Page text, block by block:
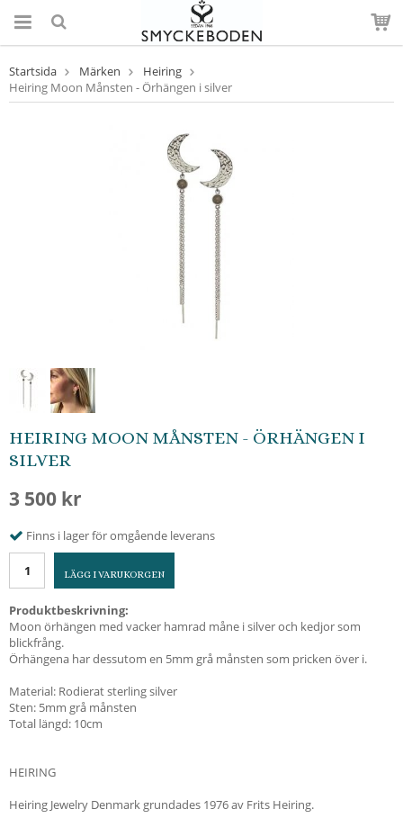
Startsida Märken
Heiring
Heiring Moon Månsten - Örhängen i silver
HEIRING MOON MÅNSTEN - ÖRHÄNGEN I
SILVER
3 500 kr
Finns i lager för omgående leverans
LÄGG I VARUKORGEN
Produktbeskrivning:
Moon örhängen med vacker hamrad måne i silver och kedjor som
blickfrång.
Örhängena har dessutom en 5mm grå månsten som pricken över i.
Material: Rodierat sterling silver
Sten: 5mm grå månsten
Total längd: 10cm
HEIRING
Heiring Jewelry Denmark grundades 1976 av Frits Heiring.